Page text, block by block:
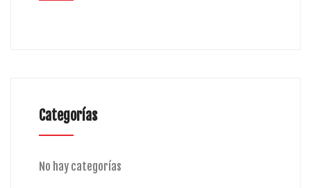
Categorías
No hay categorías